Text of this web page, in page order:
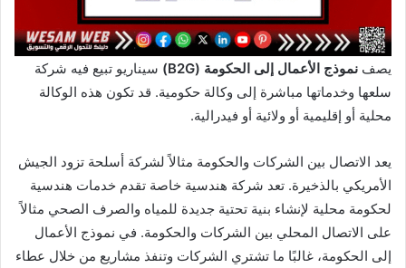
يصف نموذج الأعمال إلى الحكومة (B2G)
سيناريو تبيع فيه شركة
سلعها وخدماتها مباشرة إلى وكالة حكومية. قد تكون هذه الوكالة
محلية أو إقليمية أو ولائية أو فيدرالية.
يعد الاتصال بين الشركات والحكومة مثالاً لشركة أسلحة تزود الجيش
الأمريكي بالذخيرة. تعد شركة هندسية خاصة تقدم خدمات هندسية
لحكومة محلية لإنشاء بنية تحتية جديدة للمياه والصرف الصحي مثالاً
على الاتصال المحلي بين الشركات والحكومة. في نموذج الأعمال
إلى الحكومة، غالبًا ما تشتري الشركات وتنفذ مشاريع من خلال عطاء